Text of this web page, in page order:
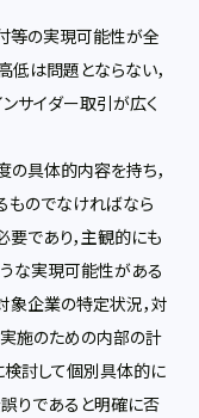
等の実現可能性が全
低は問題とならない，
ンサイダー取引が広く
具体的内容を持ち，
ものでなければなら
であり，主観的にも
な実現可能性がある
象企業の特定状況，対
施のための内部の計
討して個別具体的に
りであると明確に否